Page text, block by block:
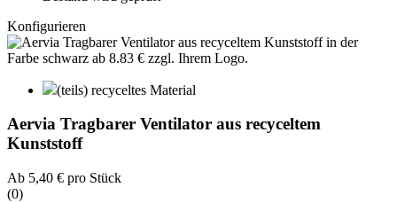
Konfigurieren
(teils) recyceltes Material
Aervia Tragbarer Ventilator aus recyceltem
Kunststoff
Ab 5,40 € pro Stück
(0)